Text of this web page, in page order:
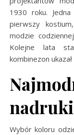
1930 roku.
pierwszy
modzie
Kolejne lata
kombinezon
Wybór koloru